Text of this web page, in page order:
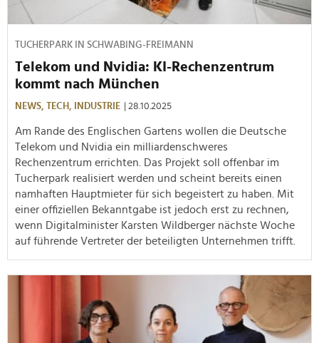
TUCHERPARK IN SCHWABING-FREIMANN
Telekom und Nvidia: KI-Rechenzentrum
kommt nach München
NEWS, TECH, INDUSTRIE | 28.10.2025
Am Rande des Englischen Gartens wollen die Deutsche
Telekom und Nvidia ein milliardenschweres
Rechenzentrum errichten. Das Projekt soll offenbar im
Tucherpark realisiert werden und scheint bereits einen
namhaften Hauptmieter für sich begeistert zu haben. Mit
einer offiziellen Bekanntgabe ist jedoch erst zu rechnen,
wenn Digitalminister Karsten Wildberger nächste Woche
auf führende Vertreter der beteiligten Unternehmen trifft.